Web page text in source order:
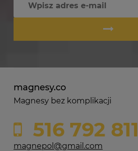
magnesy.co
Magnesy bez komplikacji
516 792 811
magnepol@gmail.com